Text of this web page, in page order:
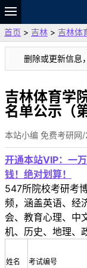
题库
故事
VIP
资料
首页 > 吉林 > 吉林体
删除或更新信息
吉林体育学
名单公示（
本站小编 免费考研
开通本站VIP：一
钱！绝对划算！
547所院校考研考
频，涵盖英语、经
会、教育心理、中
机、历史、地理、
姓名 考试编号